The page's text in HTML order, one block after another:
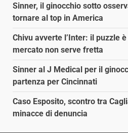
Sinner, il ginocchio sotto
tornare al top in America
Chivu avverte l’Inter: il puzzle
mercato non serve fretta
Sinner al J Medical per il
partenza per Cincinnati
Caso Esposito, scontro tra
minacce di denuncia